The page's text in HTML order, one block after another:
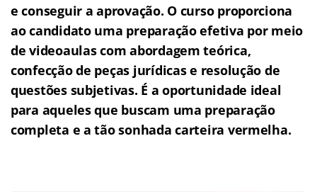
e conseguir a aprovação. O curso proporciona
ao candidato uma preparação efetiva por meio
de videoaulas com abordagem teórica,
confecção de peças jurídicas e resolução de
questões subjetivas. É a oportunidade ideal
para aqueles que buscam uma preparação
completa e a tão sonhada carteira vermelha.